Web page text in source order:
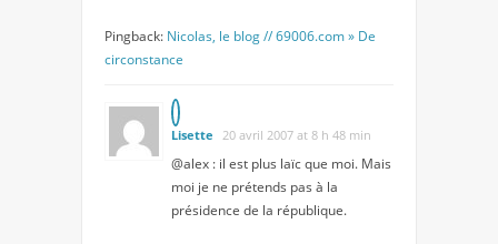
Pingback: Nicolas, le blog // 69006.com » De
circonstance
Lisette 20 avril 2007 at 8 h 48 min
@alex : il est plus laïc que moi. Mais
moi je ne prétends pas à la
présidence de la république.